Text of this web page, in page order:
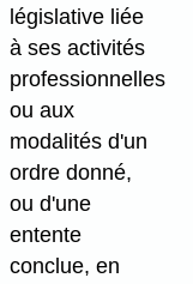
législative liée
à ses activités
professionnelles
ou aux
modalités d'un
ordre donné,
ou d'une
entente
conclue, en